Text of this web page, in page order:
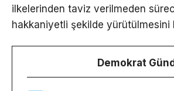
ilkelerinden taviz verilmeden
hakkaniyetli şekilde yürütülmesini
Demokrat